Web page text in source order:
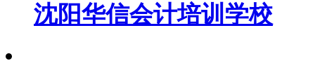
沈阳华信会计培训学校